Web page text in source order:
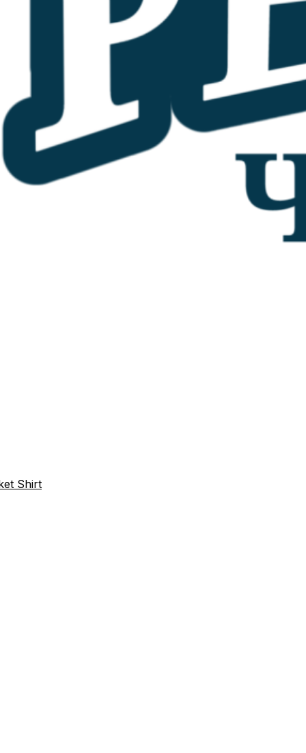
Shirt